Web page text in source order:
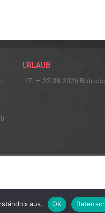
URLAUB
17. – 22.08.2026
aus. OK